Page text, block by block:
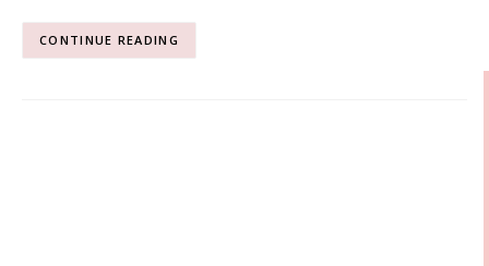
CONTINUE READING